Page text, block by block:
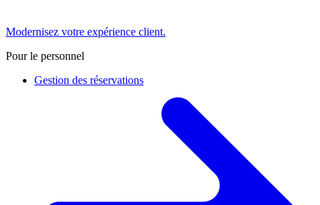
Modernisez votre expérience client.
Pour le personnel
Gestion des réservations